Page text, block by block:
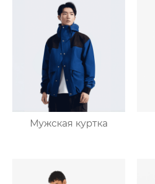
Мужская куртка